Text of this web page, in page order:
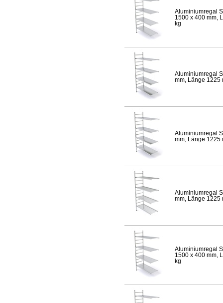
Aluminiumregal
1500 x 400 mm,
kg
Aluminiumregal
mm, Länge 1225
Aluminiumregal
mm, Länge 1225
Aluminiumregal
mm, Länge 1225
Aluminiumregal
1500 x 400 mm,
kg